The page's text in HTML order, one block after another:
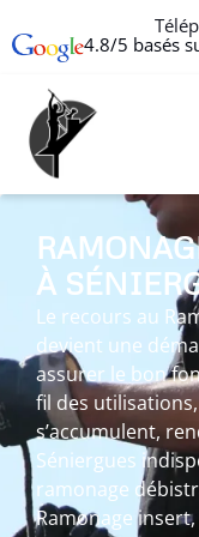
4.8/5 basés
À
Le recours au
devient une
assurer le bon
fil des
s’accumulent,
Séniergues
ramonage
Ramonage